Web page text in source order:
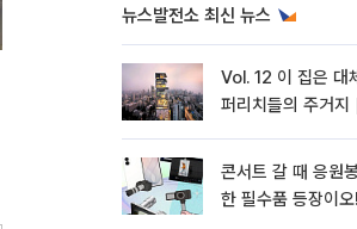
뉴스발전소 최신 뉴스
Vol. 12 이 집은 대
퍼리치들의 주거
콘서트 갈 때 응원
한 필수품 등장이